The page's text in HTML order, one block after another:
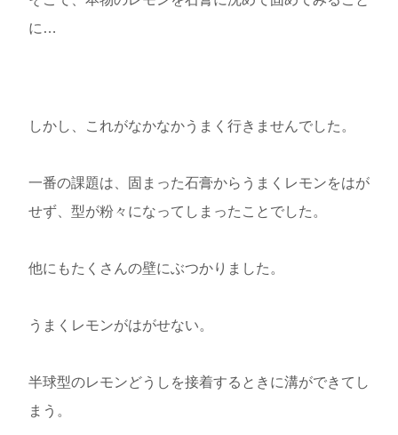
に…
しかし、これがなかなかうまく行きませんでした。
一番の課題は、固まった石膏からうまくレモンをはが
せず、型が粉々になってしまったことでした。
他にもたくさんの壁にぶつかりました。
うまくレモンがはがせない。
半球型のレモンどうしを接着するときに溝ができてし
まう。